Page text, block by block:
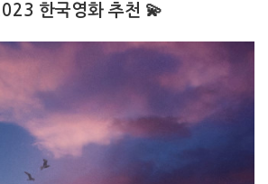
한국영화 추천 💫